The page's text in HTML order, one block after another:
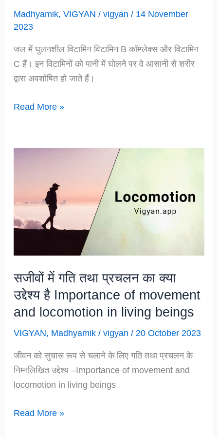
Madhyamik,VIGYAN /vigyan/ 14 November
2023
जल में घुलनशील विटामिन विटामिन B कॉम्प्लेक्स और विटामिन
C हैं। इन विटामिनों को पानी में घोलने पर वे आसानी से शरीर
द्वारा अवशोषित हो जाते हैं।
विटामिन
के
Different
Types
of
Read More »
सजीवों में गति तथा प्रचलन का क्या
उद्देश्य है Importance of movement
and locomotion in living beings
VIGYAN, Madhyamik /vigyan/20 October 2023
जीवन को सुचारू रूप से चलाने के लिए गति तथा प्रचलन के
निम्नलिखित उद्देश्य –Importance of movement and
locomotion in living beings
सजीवों
Read More »